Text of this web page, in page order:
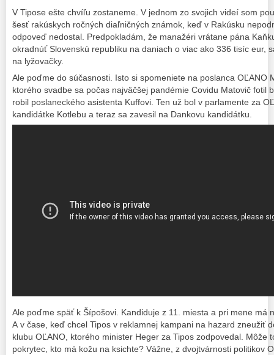
V Tipose ešte chvíľu zostaneme. V jednom zo svojich videí som
šesť rakúskych ročných diaľničných známok, keď v Rakúsku
odpoveď nedostal. Predpokladám, že manažéri vrátane pána
okradnúť Slovenskú republiku na daniach o viac ako 336 tisíc eur,
na lyžovačky.
Ale poďme do súčasnosti. Isto si spomeniete na poslanca OĽANO
ktorého svadbe sa počas najväčšej pandémie Covidu Matovič fotil
robil poslaneckého asistenta Kuffovi. Ten už bol v parlamente za
kandidátke Kotlebu a teraz sa zavesil na Dankovu kandidátku.
Ale poďme späť k Šípošovi. Kandiduje z 11. miesta a pri mene má
A v čase, keď chcel Tipos v reklamnej kampani na hazard zneužiť
klubu OĽANO, ktorého minister Heger za Tipos zodpovedal. Môže
pokrytec, kto má kožu na ksichte? Vážne, z dvojtvárnosti politikov